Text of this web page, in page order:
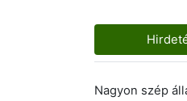
Nagyon szép